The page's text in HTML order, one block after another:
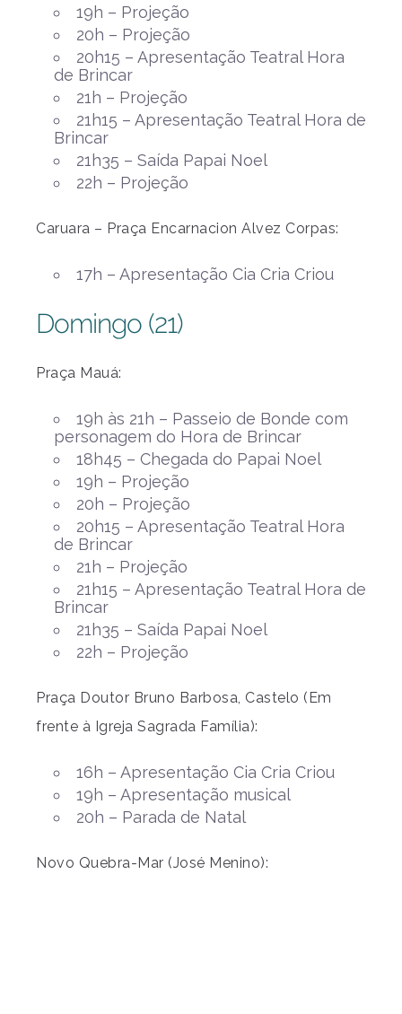
19h – Projeção
20h – Projeção
20h15 – Apresentação Teatral Hora
de Brincar
21h – Projeção
21h15 – Apresentação Teatral Hora de
Brincar
21h35 – Saída Papai Noel
22h – Projeção
Caruara – Praça Encarnacion Alvez Corpas:
17h – Apresentação Cia Cria Criou
Domingo (21)
Praça Mauá:
19h às 21h – Passeio de Bonde com
personagem do Hora de Brincar
18h45 – Chegada do Papai Noel
19h – Projeção
20h – Projeção
20h15 – Apresentação Teatral Hora
de Brincar
21h – Projeção
21h15 – Apresentação Teatral Hora de
Brincar
21h35 – Saída Papai Noel
22h – Projeção
Praça Doutor Bruno Barbosa, Castelo (Em
frente à Igreja Sagrada Família):
16h – Apresentação Cia Cria Criou
19h – Apresentação musical
20h – Parada de Natal
Novo Quebra-Mar (José Menino):